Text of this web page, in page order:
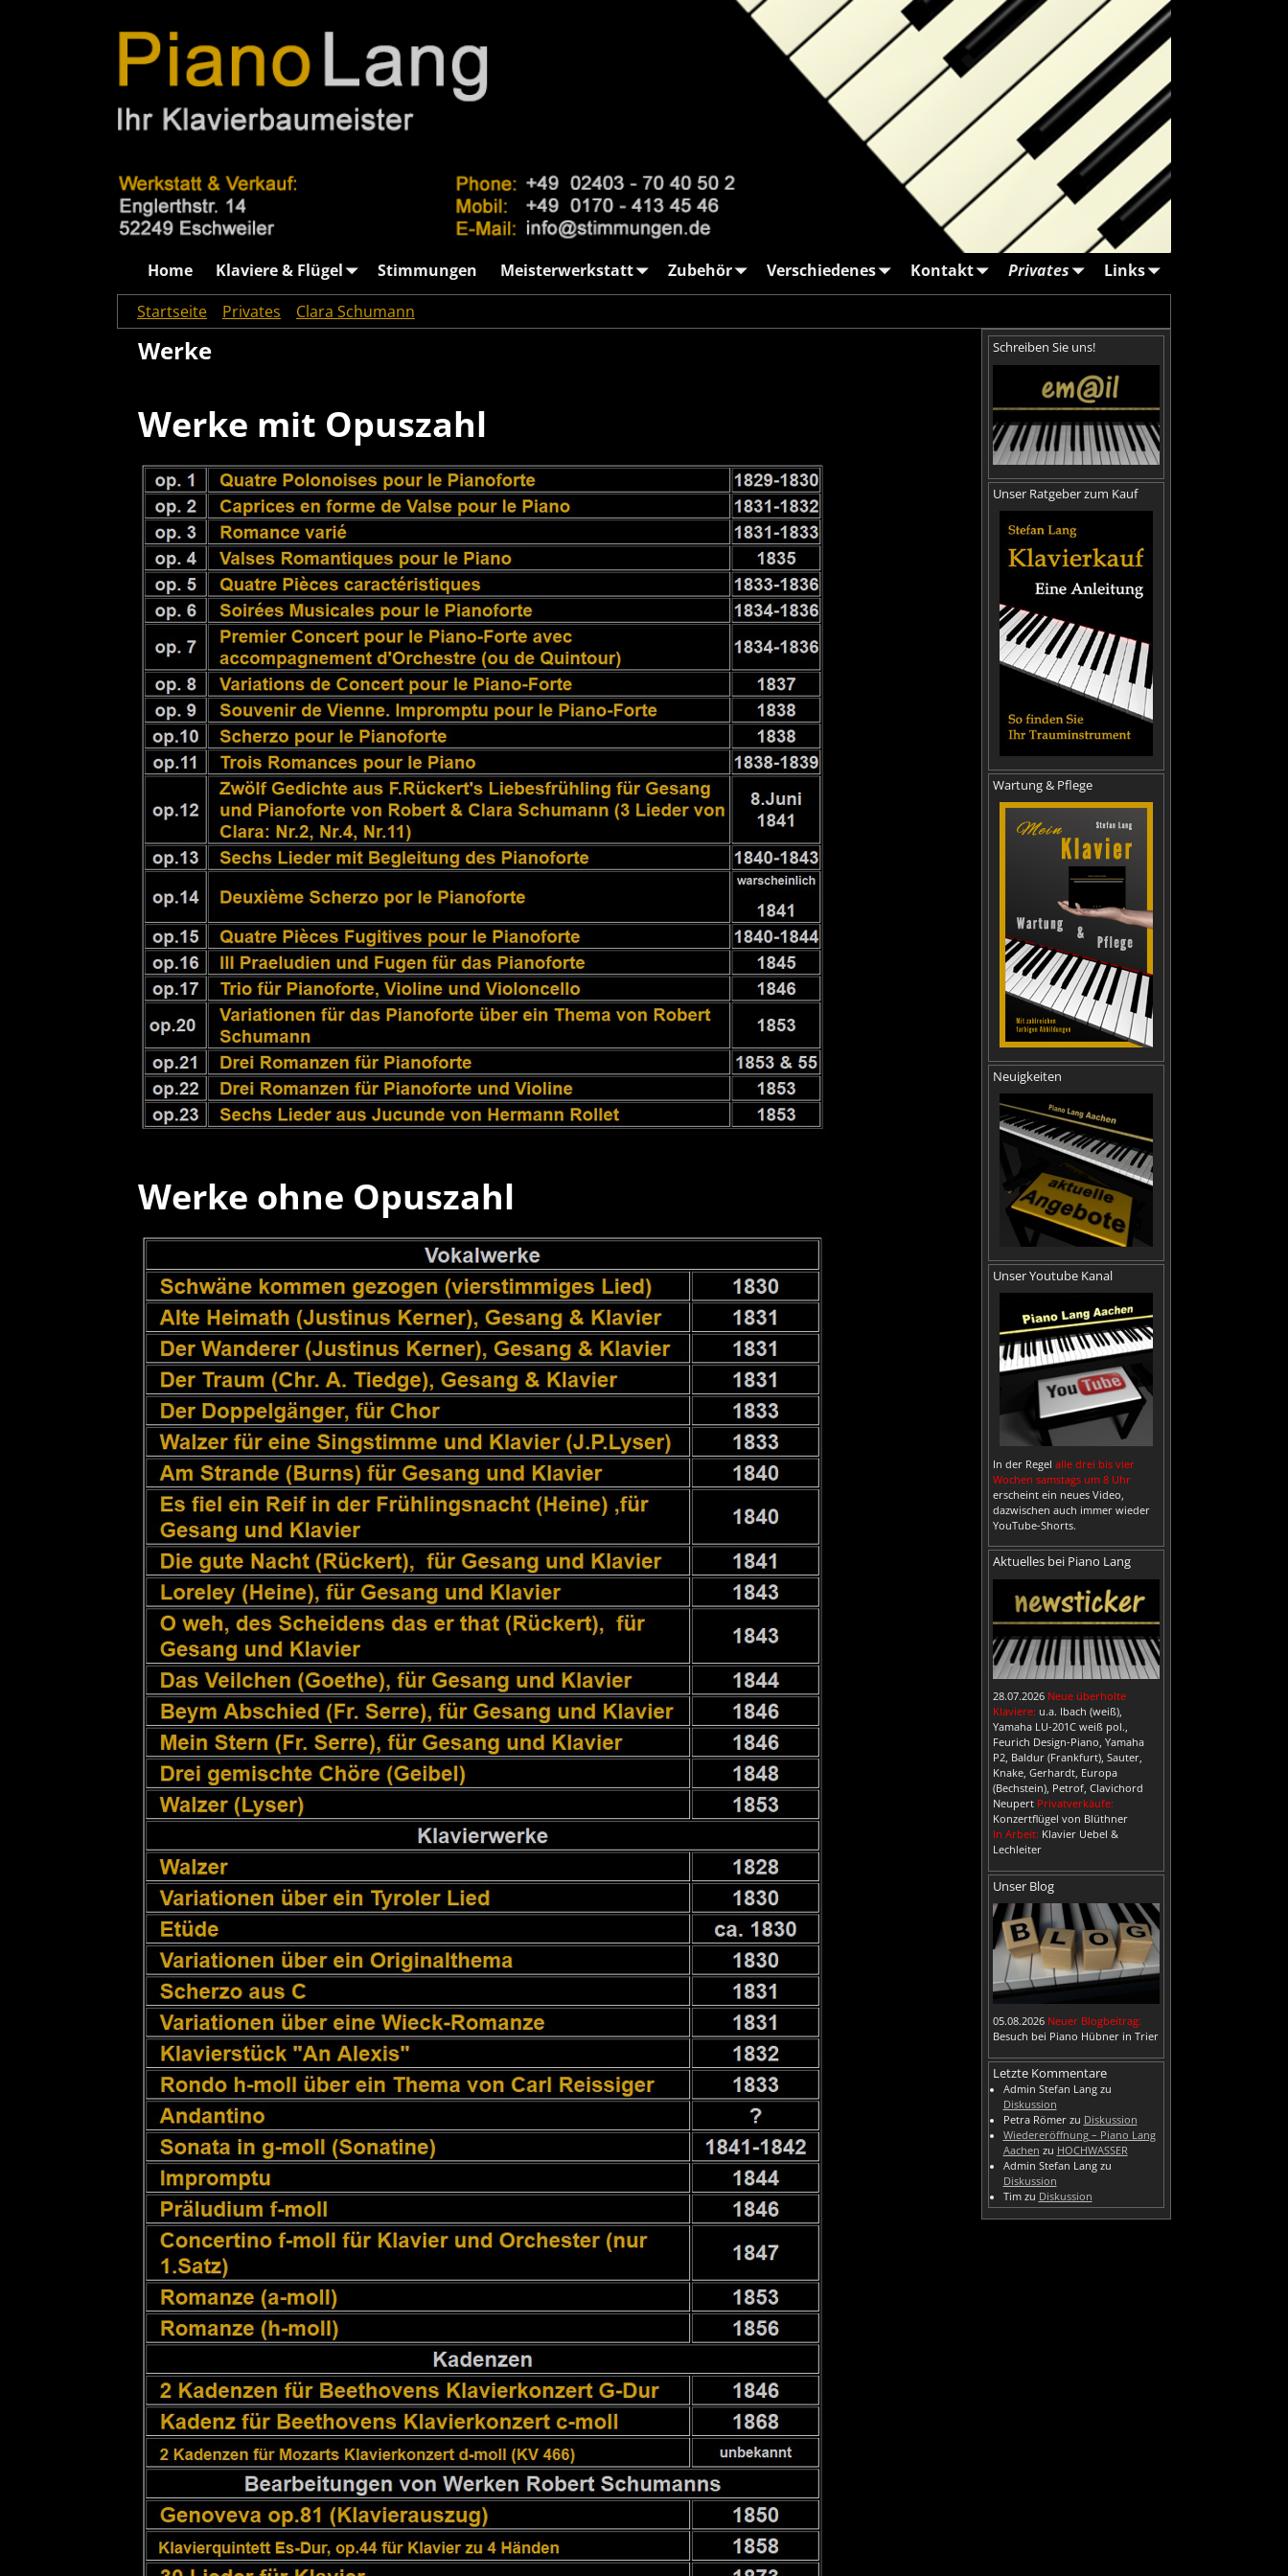
Home Klaviere & Flügel Stimmungen Meisterwerkstatt Zubehör Verschiedenes Kontakt Privates
Links
Startseite
Privates Clara Schumann
Werke
Werke mit Opuszahl
Werke ohne Opuszahl
Schreiben Sie uns!
Unser Ratgeber zum Kauf
Wartung & Pflege
Neuigkeiten
Unser Youtube Kanal
In der Regel alle drei bis vier
Wochen samstags um 8 Uhr
erscheint ein neues Video,
dazwischen auch immer wieder
YouTube-Shorts.
Aktuelles bei Piano Lang
28.07.2026 Neue überholte
Klaviere: u.a. Ibach (weiß),
Yamaha LU-201C weiß pol.,
Feurich Design-Piano, Yamaha
P2, Baldur (Frankfurt), Sauter,
Knake, Gerhardt, Europa
(Bechstein), Petrof, Clavichord
Neupert Privatverkäufe:
Konzertflügel von Blüthner
In Arbeit: Klavier Uebel &
Lechleiter
Unser Blog
05.08.2026 Neuer Blogbeitrag:
Besuch bei Piano Hübner in Trier
Letzte Kommentare
Admin Stefan Langzu
Diskussion
Petra Römerzu Diskussion
Wiedereröffnung – Piano Lang
Aachen zu HOCHWASSER
Admin Stefan Langzu
Diskussion
Timzu Diskussion